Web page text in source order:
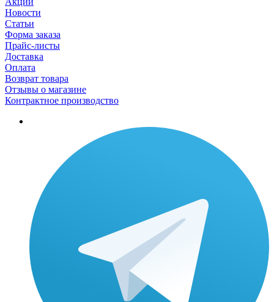
Новости
Статьи
Форма заказа
Прайс-листы
Доставка
Оплата
Возврат товара
Отзывы о магазине
Контрактное производство